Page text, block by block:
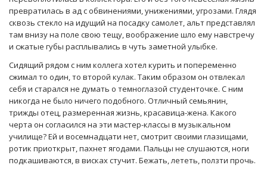
превратилась в ад с обвинениями, унижениями, угрозами. Глядя
сквозь стекло на идущий на посадку самолет, альт представлял
там внизу на поле свою тещу, воображение шло ему навстречу
и сжатые губы расплывались в чуть заметной улыбке.
Сидящий рядом с ним коллега хотел курить и попеременно
сжимал то один, то второй кулак. Таким образом он отвлекал
себя и старался не думать о темноглазой студенточке. С ним
никогда не было ничего подобного. Отличный семьянин,
трижды отец, размеренная жизнь, красавица-жена. Какого
черта он согласился на эти мастер-классы в музыкальном
училище? Ей и восемнадцати нет, смотрит своими глазищами,
ротик приоткрыт, пахнет ягодами. Пальцы не слушаются, ноги
подкашиваются, в висках стучит. Бежать, лететь, ползти прочь.